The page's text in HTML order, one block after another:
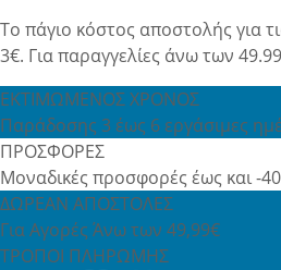
Το πάγιο κόστος αποστολής για
3€. Για παραγγελίες άνω των
ΕΚΤΙΜΩΜΕΝΟΣ ΧΡΟΝΟΣ
Παράδοσης 3 έως 6 εργάσιμες
ΠΡΟΣΦΟΡΕΣ
Μοναδικές προσφορές έως και -
ΔΩΡΕΑΝ ΑΠΟΣΤΟΛΕΣ
Για Αγορές Άνω των 49,99€
ΤΡΟΠΟΙ ΠΛΗΡΩΜΗΣ